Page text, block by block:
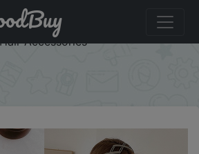
Portable Folding Hair band
Non-Slip Headband Korean Face
Accessories